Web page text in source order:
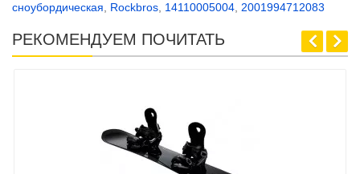
сноубордическая, Rockbros, 14110005004, 2001994712083
РЕКОМЕНДУЕМ ПОЧИТАТЬ